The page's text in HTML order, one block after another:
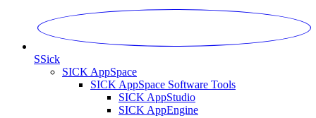
SSick
SICK AppSpace
SICK AppSpace Software Tools
SICK AppStudio
SICK AppEngine